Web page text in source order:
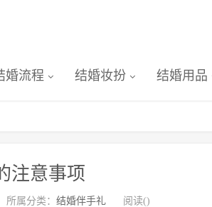
婚流程 结婚妆扮 结婚用品
注意事项
所属分类： 结婚伴手礼 阅读()